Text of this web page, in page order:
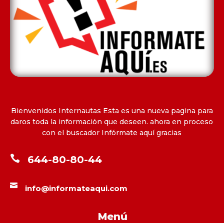
Bienvenidos Internautas Esta es una nueva pagina para
daros toda la información que deseen. ahora en proceso
con el buscador Infórmate aquí gracias
 644-80-80-44
 info@informateaqui.com
Menú